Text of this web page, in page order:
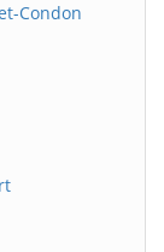
Condon